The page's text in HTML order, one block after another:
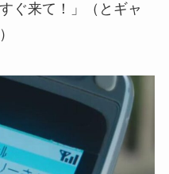
ぐ来て！」（とギャ